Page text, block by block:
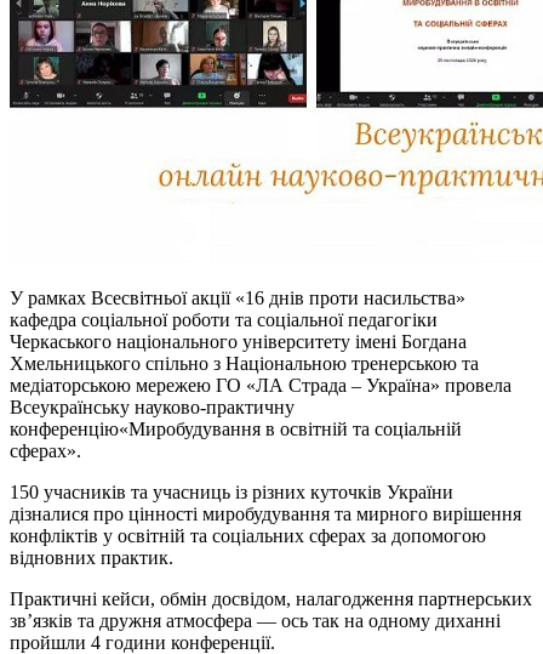
У рамках Всесвітньої акції «16 днів проти насильства»
кафедра соціальної роботи та соціальної педагогіки
Черкаського національного університету імені Богдана
Хмельницького спільно з Національною тренерською та
медіаторською мережею ГО «ЛА Страда – Україна» провела
Всеукраїнську науково-практичну
конференцію«Миробудування в освітній та соціальній
сферах».
150 учасників та учасниць із різних куточків України
дізналися про цінності миробудування та мирного вирішення
конфліктів у освітній та соціальних сферах за допомогою
відновних практик.
Практичні кейси, обмін досвідом, налагодження партнерських
зв’язків та дружня атмосфера — ось так на одному диханні
пройшли 4 години конференції.